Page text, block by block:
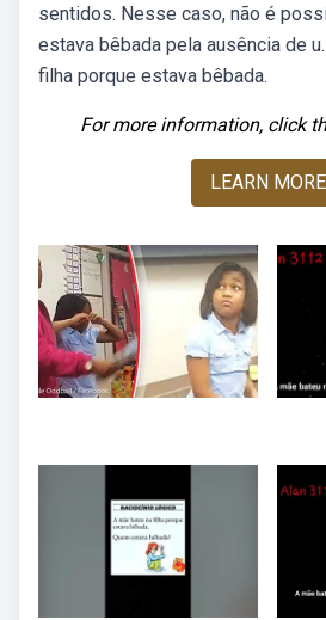
sentidos. Nesse caso, não é
estava bêbada pela ausência de
filha porque estava bêbada.
For more information, click
LEARN MORE